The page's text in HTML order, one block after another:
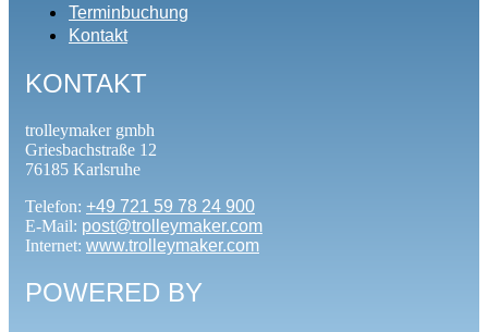
Terminbuchung
Kontakt
KONTAKT
trolleymaker gmbh
Griesbachstraße 12
76185 Karlsruhe
Telefon: +49 721 59 78 24 900
E-Mail: post@trolleymaker.com
Internet: www.trolleymaker.com
POWERED BY